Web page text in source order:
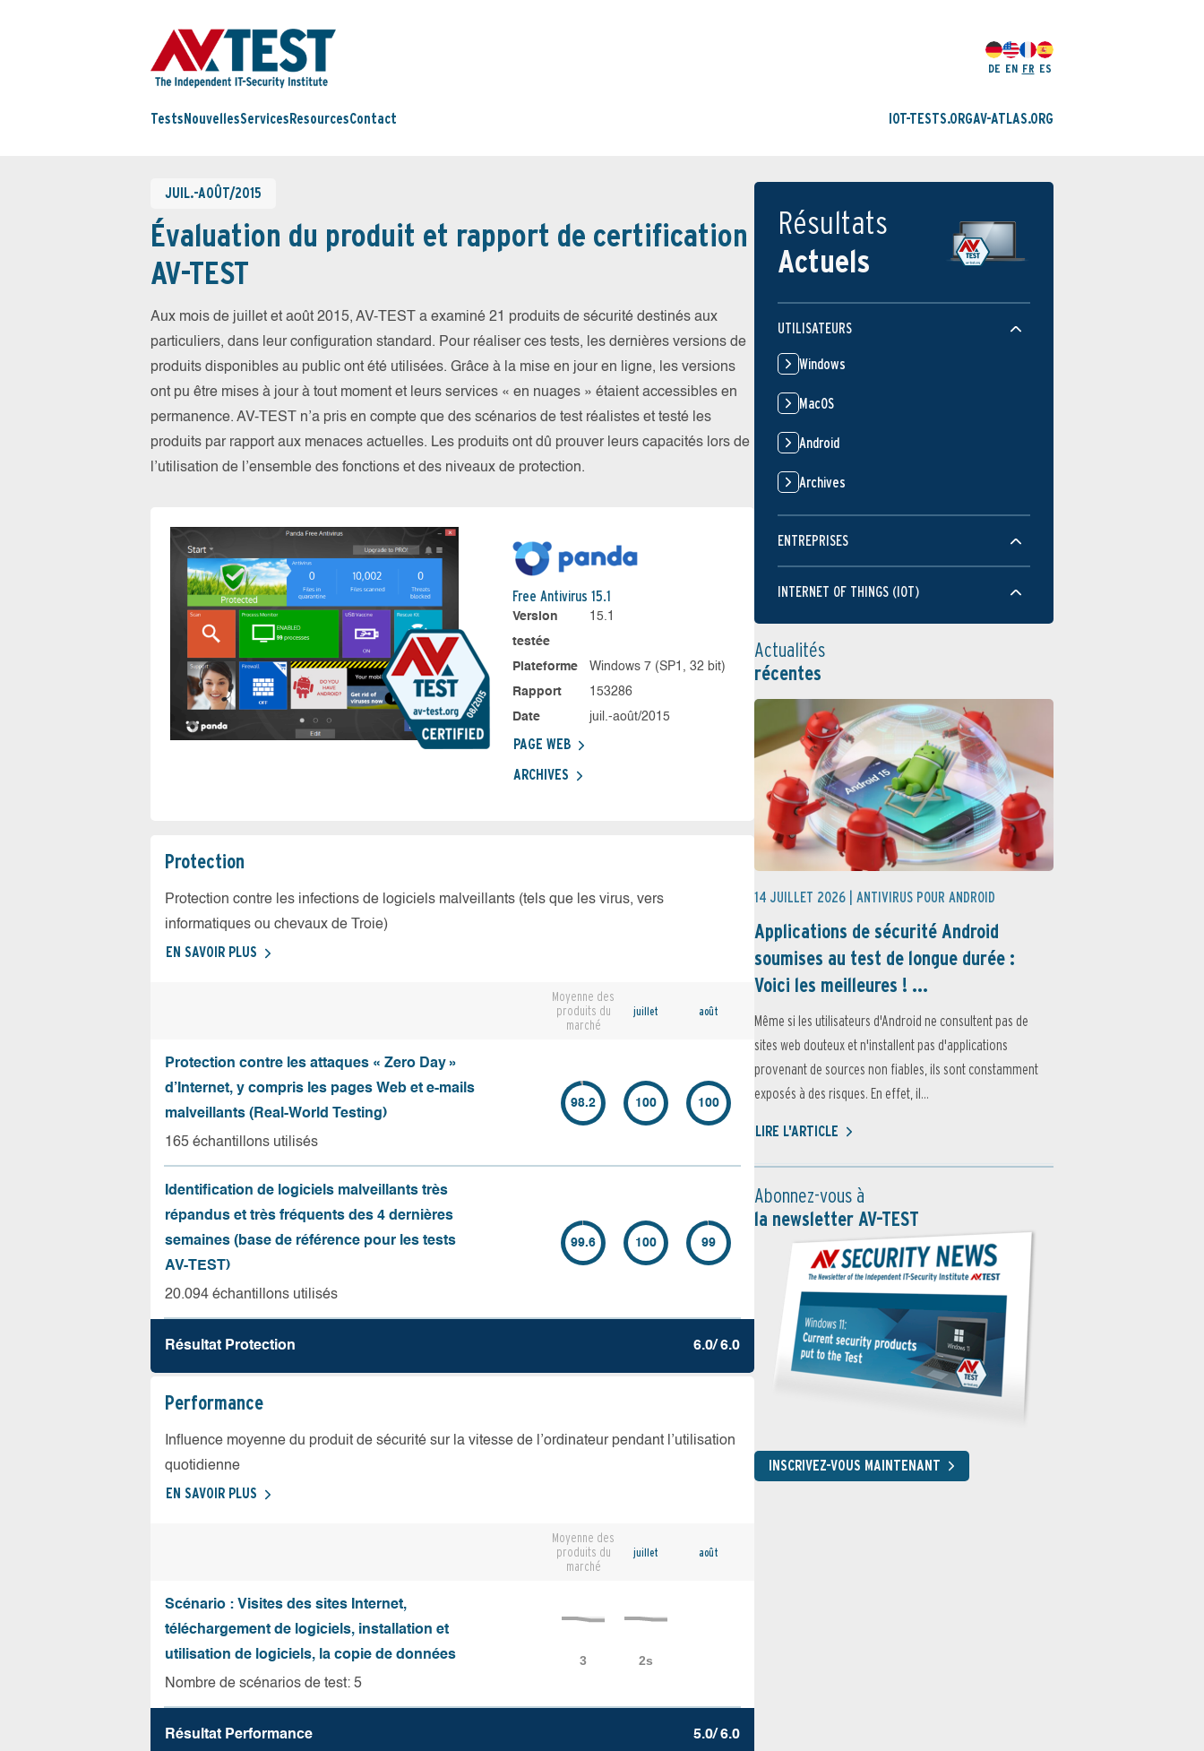
DE EN FR ES
Tests NouvellesServices ResourcesContact IOT-TESTS.ORGAV-ATLAS.ORG
JUIL.-AOÛT/2015
Évaluation du produit et rapport de certification
AV-TEST
Aux mois de juillet et août 2015, AV-TEST a examiné 21 produits de sécurité destinés aux
particuliers, dans leur configuration standard. Pour réaliser ces tests, les dernières versions de
produits disponibles au public ont été utilisées. Grâce à la mise en jour en ligne, les versions
ont pu être mises à jour à tout moment et leurs services « en nuages » étaient accessibles en
permanence. AV-TEST n’a pris en compte que des scénarios de test réalistes et testé les
produits par rapport aux menaces actuelles. Les produits ont dû prouver leurs capacités lors de
l’utilisation de l’ensemble des fonctions et des niveaux de protection.
Free Antivirus 15.1
Version
testée
15.1
Plateforme
Windows 7 (SP1, 32 bit)
Rapport
153286
Date
juil.-août/2015
PAGE WEB
ARCHIVES
Protection
Protection contre les infections de logiciels malveillants (tels que les virus, vers
informatiques ou chevaux de Troie)
EN SAVOIR PLUS
Moyenne des
produits du
marché
juillet août
Protection contre les attaques « Zero Day »
d’Internet, y compris les pages Web et e-mails
malveillants (Real-World Testing)
165 échantillons utilisés
98.2 100 100
Identification de logiciels malveillants très
répandus et très fréquents des 4 dernières
semaines (base de référence pour les tests
AV-TEST)
20.094 échantillons utilisés
99.6 100 99
Résultat Protection 6.0/ 6.0
Performance
Influence moyenne du produit de sécurité sur la vitesse de l’ordinateur pendant l’utilisation
quotidienne
EN SAVOIR PLUS
Moyenne des
produits du
marché
juillet août
Scénario : Visites des sites Internet,
téléchargement de logiciels, installation et
utilisation de logiciels, la copie de données
Nombre de scénarios de test: 5
Résultat Performance 5.0/ 6.0
Résultats
Actuels
UTILISATEURS
Windows
MacOS
Android
Archives
ENTREPRISES
INTERNET OF THINGS (IOT)
Actualités
récentes
14 JUILLET 2026 | ANTIVIRUS POUR ANDROID
Applications de sécurité Android
soumises au test de longue durée :
Voici les meilleures ! ...
Même si les utilisateurs d'Android ne consultent pas de
sites web douteux et n'installent pas d'applications
provenant de sources non fiables, ils sont constamment
exposés à des risques. En effet, il...
LIRE L'ARTICLE
Abonnez-vous à
la newsletter AV-TEST
INSCRIVEZ-VOUS MAINTENANT